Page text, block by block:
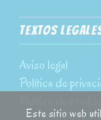
TEXTOS
Aviso legal
Política de
Este sitio web